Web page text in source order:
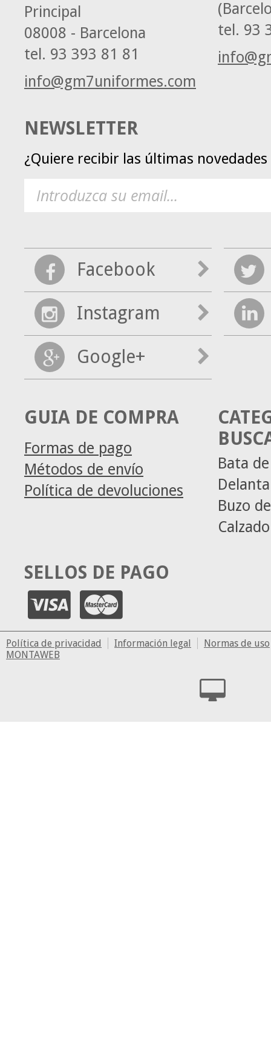
tel. 93
Principal
08008 - Barcelona
tel. 93 393 81 81
info@gm7uniformes.com
NEWSLETTER
¿Quiere recibir las últimas
Facebook
Instagram
Google+
GUIA DE COMPRA
Formas de pago
Métodos de envío
Política de devoluciones
Bata
Buzo
SELLOS DE PAGO
Política de privacidad Información legal
Normas de uso
MONTAWEB